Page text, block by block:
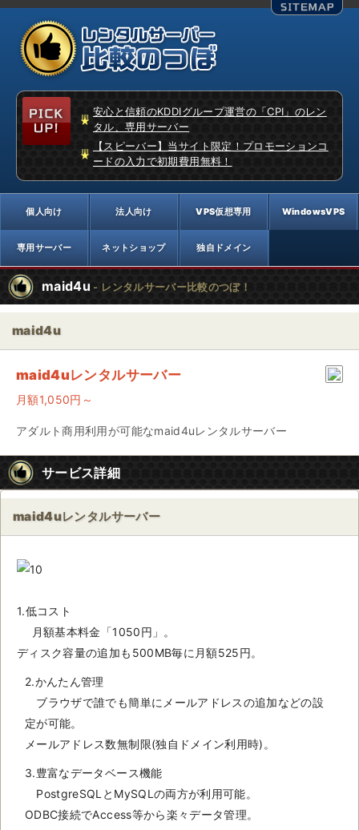
安心と信頼のKDDIグループ運営の「CPI」のレン
タル、専用サーバー
【スピーバー】当サイト限定！プロモーションコ
ードの入力で初期費用無料！
maid4u - レンタルサーバー比較のつぼ！
maid4u
maid4uレンタルサーバー
月額1,050円～
アダルト商用利用が可能なmaid4uレンタルサーバー
サービス詳細
maid4uレンタルサーバー
1.低コスト
月額基本料金「1050円」。
ディスク容量の追加も500MB毎に月額525円。
2.かんたん管理
ブラウザで誰でも簡単にメールアドレスの追加などの設
定が可能。
メールアドレス数無制限(独自ドメイン利用時)。
3.豊富なデータベース機能
PostgreSQLとMySQLの両方が利用可能。
ODBC接続でAccess等から楽々データ管理。